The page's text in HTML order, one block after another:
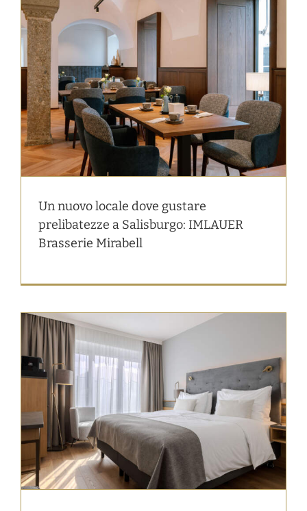
Un nuovo locale dove gustare
prelibatezze a Salisburgo: IMLAUER
Brasserie Mirabell